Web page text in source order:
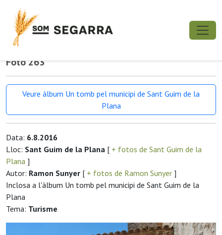
Foto 263
Veure àlbum Un tomb pel municipi de Sant Guim de la
Plana
Data: 6.8.2016
Lloc: Sant Guim de la Plana [ + fotos de Sant Guim de la
Plana ]
Autor: Ramon Sunyer [ + fotos de Ramon Sunyer ]
Inclosa a l'àlbum Un tomb pel municipi de Sant Guim de la
Plana
Tema: Turisme